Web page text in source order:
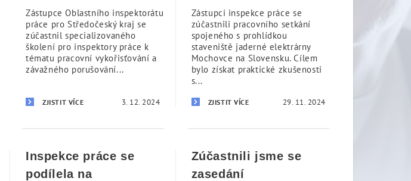
Zástupce Oblastního inspektorátu
práce pro Středočeský kraj se
zúčastnil specializovaného
školení pro inspektory práce k
tématu pracovní vykořisťování a
závažného porušování...
ZJISTIT VÍCE 3. 12. 2024
Zástupci inspekce práce se
zúčastnili pracovního setkání
spojeného s prohlídkou
staveniště jaderné elektrárny
Mochovce na Slovensku. Cílem
bylo získat praktické zkušenosti
s...
ZJISTIT VÍCE 29. 11. 2024
Inspekce práce se
podílela na
Zúčastnili jsme se
zasedání